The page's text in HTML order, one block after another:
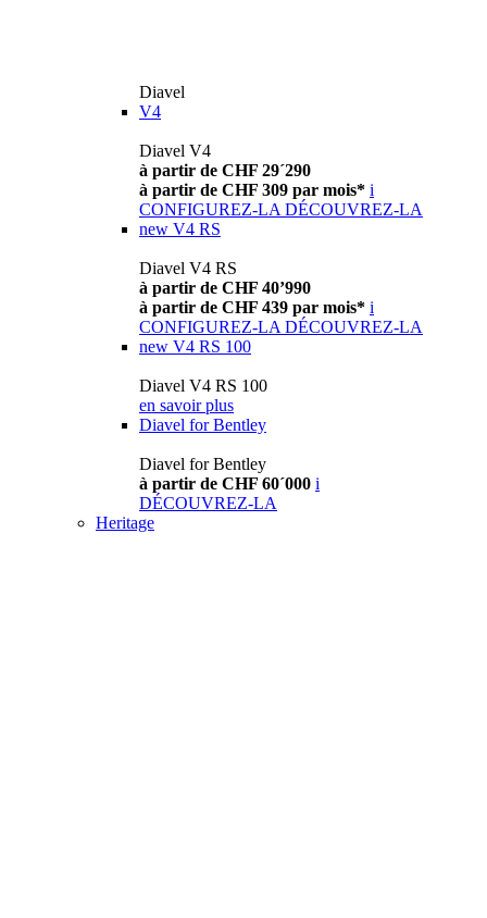
Diavel
V4
Diavel V4
à partir de CHF 29´290
à partir de CHF 309 par mois* i
CONFIGUREZ-LA DÉCOUVREZ-LA
new V4 RS
Diavel V4 RS
à partir de CHF 40’990
à partir de CHF 439 par mois* i
CONFIGUREZ-LA DÉCOUVREZ-LA
new V4 RS 100
Diavel V4 RS 100
en savoir plus
Diavel for Bentley
Diavel for Bentley
à partir de CHF 60´000 i
DÉCOUVREZ-LA
Heritage